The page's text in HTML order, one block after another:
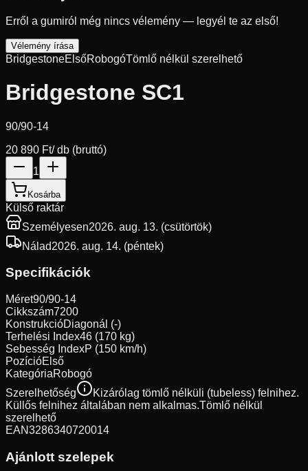
Erről a gumiról még nincs vélemény — legyél te az első!
Vélemény írása
BridgestoneElsőRobogóTömlő nélkül szerelhető
Bridgestone SC1
90/90-14
20 890 Ft/ db (bruttó)
1
Kosárba
Külső raktár
Személyesen2026. aug. 13. (csütörtök)
Nálad2026. aug. 14. (péntek)
Specifikációk
Méret90/90-14
Cikkszám7200
KonstrukcióDiagonál (-)
Terhelési Index46 (170 kg)
Sebesség IndexP (150 km/h)
PozícióElső
KategóriaRobogó
Szerelhetőség
Kizárólag tömlő nélküli (tubeless) felnihez.
Küllős felnihez általában nem alkalmas.Tömlő nélkül
szerelhető
EAN3286340720014
Ajánlott szelepek